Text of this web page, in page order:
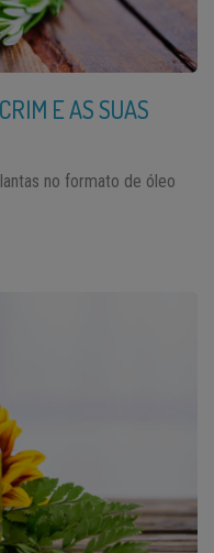
E AS SUAS
no formato de óleo